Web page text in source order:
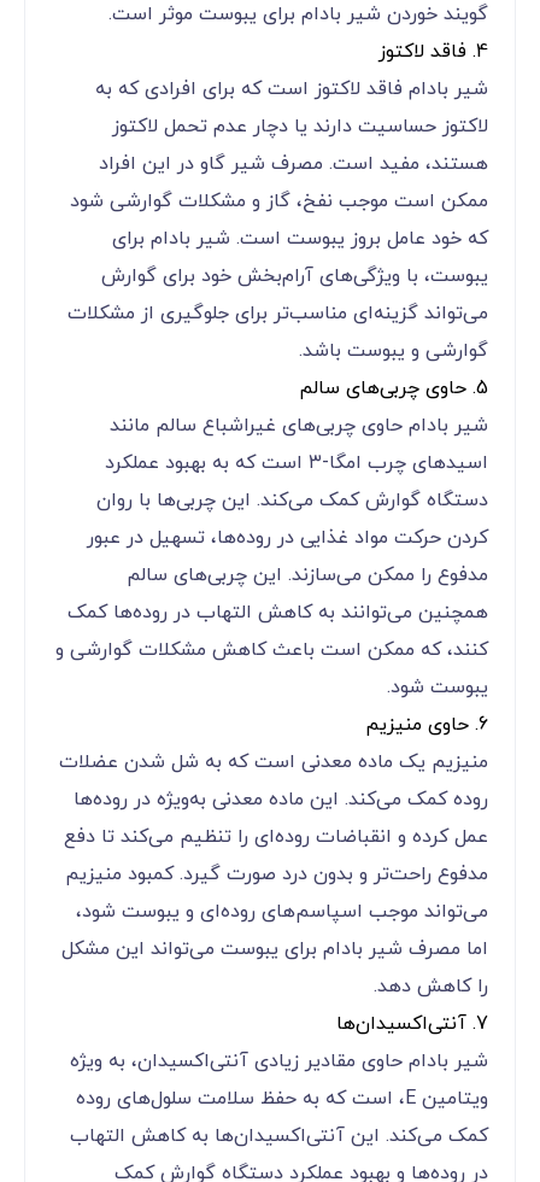
گویند خوردن شیر بادام برای یبوست موثر است.
4. فاقد لاکتوز
شیر بادام فاقد لاکتوز است که برای افرادی که به
لاکتوز حساسیت دارند یا دچار عدم تحمل لاکتوز
هستند، مفید است. مصرف شیر گاو در این افراد
ممکن است موجب نفخ، گاز و مشکلات گوارشی شود
که خود عامل بروز یبوست است. شیر بادام برای
یبوست، با ویژگی‌های آرام‌بخش خود برای گوارش
می‌تواند گزینه‌ای مناسب‌تر برای جلوگیری از مشکلات
گوارشی و یبوست باشد.
5. حاوی چربی‌های سالم
شیر بادام حاوی چربی‌های غیراشباع سالم مانند
اسیدهای چرب امگا-۳ است که به بهبود عملکرد
دستگاه گوارش کمک می‌کند. این چربی‌ها با روان
کردن حرکت مواد غذایی در روده‌ها، تسهیل در عبور
مدفوع را ممکن می‌سازند. این چربی‌های سالم
همچنین می‌توانند به کاهش التهاب در روده‌ها کمک
کنند، که ممکن است باعث کاهش مشکلات گوارشی و
یبوست شود.
6. حاوی منیزیم
منیزیم یک ماده معدنی است که به شل شدن عضلات
روده کمک می‌کند. این ماده معدنی به‌ویژه در روده‌ها
عمل کرده و انقباضات روده‌ای را تنظیم می‌کند تا دفع
مدفوع راحت‌تر و بدون درد صورت گیرد. کمبود منیزیم
می‌تواند موجب اسپاسم‌های روده‌ای و یبوست شود،
اما مصرف شیر بادام برای یبوست می‌تواند این مشکل
را کاهش دهد.
7. آنتی‌اکسیدان‌ها
شیر بادام حاوی مقادیر زیادی آنتی‌اکسیدان، به ویژه
ویتامین E، است که به حفظ سلامت سلول‌های روده
کمک می‌کند. این آنتی‌اکسیدان‌ها به کاهش التهاب
در روده‌ها و بهبود عملکرد دستگاه گوارش کمک